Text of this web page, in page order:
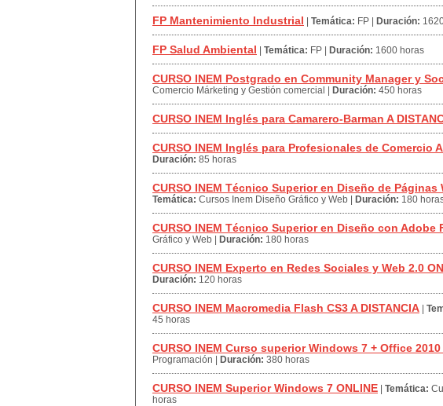
FP Mantenimiento Industrial Temática: FP Duración:
FP Salud Ambiental Temática: FP Duración: 1600 horas
CURSO INEM Postgrado en Community Manager y
Comercio Márketing y Gestión comercial
Duración: 450 horas
CURSO INEM Inglés para Camarero-Barman A
CURSO INEM Inglés para Profesionales de Comercio A
Duración: 85 horas
CURSO INEM Técnico Superior en Diseño de Páginas
Temática: Cursos Inem Diseño Gráfico y Web Duración: 180
CURSO INEM Técnico Superior en Diseño con Adobe
Gráfico y Web
Duración: 180 horas
CURSO INEM Experto en Redes Sociales y Web 2.0
Duración: 120 horas
CURSO INEM Macromedia Flash CS3 A DISTANCIA
45 horas
CURSO INEM Curso superior Windows 7 + Office 2010
Programación
Duración: 380 horas
CURSO INEM Superior Windows 7 ONLINE Temática:
horas